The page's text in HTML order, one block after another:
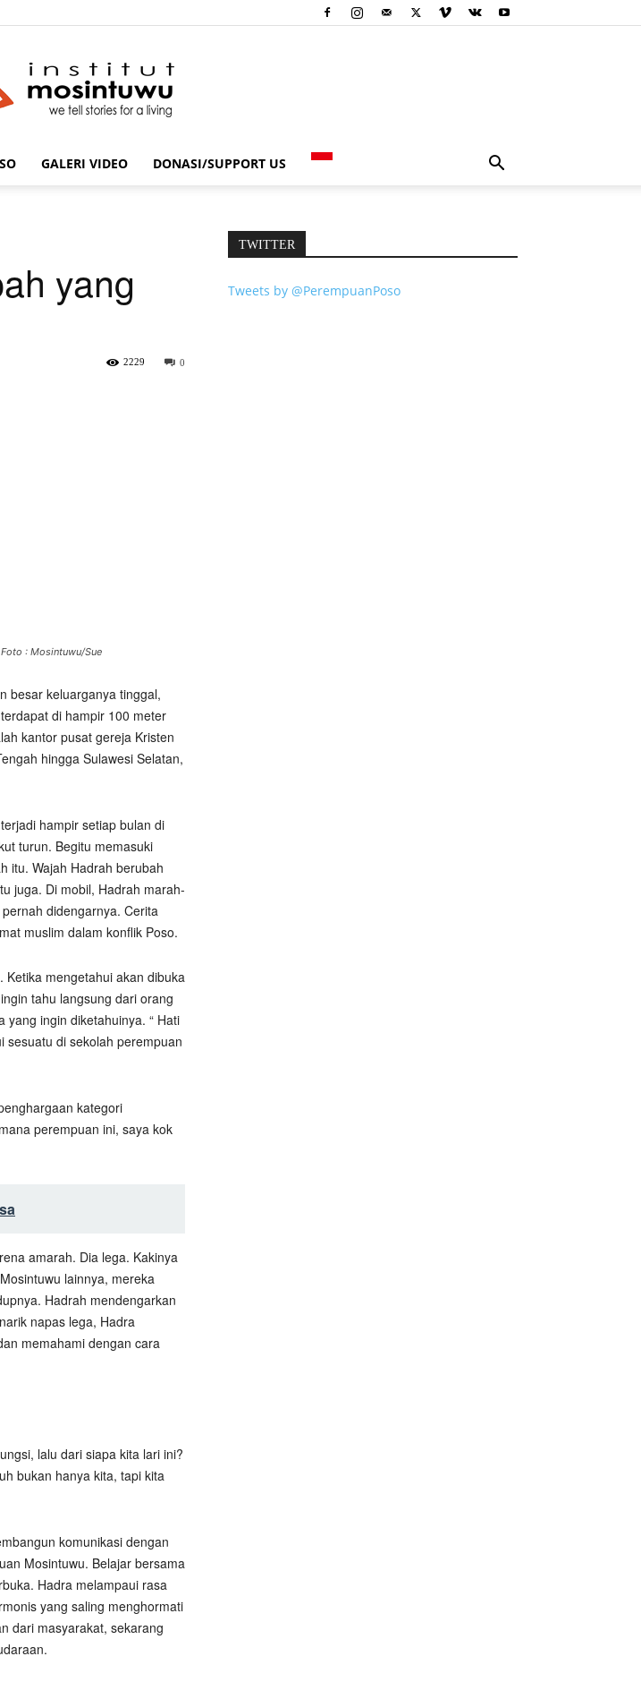
GALERI VIDEO DONASI/SUPPORT US
yang
0
2229
: Mosintuwu/Sue
besar keluarganya tinggal,
di hampir 100 meter
kantor pusat gereja Kristen
hingga Sulawesi Selatan,
hampir setiap bulan di
turun. Begitu memasuki
itu. Wajah Hadrah berubah
juga. Di mobil, Hadrah marah-
didengarnya. Cerita
muslim dalam konflik Poso.
mengetahui akan dibuka
tahu langsung dari orang
yang ingin diketahuinya. “ Hati
sesuatu di sekolah perempuan
kategori
perempuan ini, saya kok
amarah. Dia lega. Kakinya
lainnya, mereka
Hadrah mendengarkan
napas lega, Hadra
memahami dengan cara
lalu dari siapa kita lari ini?
bukan hanya kita, tapi kita
komunikasi dengan
Mosintuwu. Belajar bersama
Hadra melampaui rasa
yang saling menghormati
dari masyarakat, sekarang
TWITTER
Tweets by @PerempuanPoso